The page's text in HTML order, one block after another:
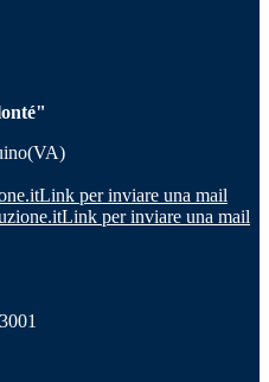
Link per inviare una mail
Link per inviare una mail